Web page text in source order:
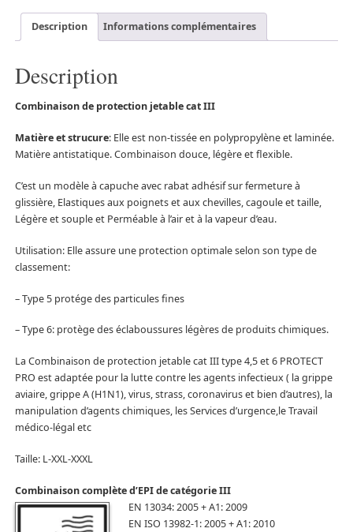
Description Informations complémentaires
Description
Combinaison de protection jetable cat III
Matière et strucure: Elle est non-tissée en polypropylène et laminée.
Matière antistatique. Combinaison douce, légère et flexible.
C’est un modèle à capuche avec rabat adhésif sur fermeture à
glissière, Elastiques aux poignets et aux chevilles, cagoule et taille,
Légère et souple et Perméable à l’air et à la vapeur d’eau.
Utilisation: Elle assure une protection optimale selon son type de
classement:
– Type 5 protége des particules fines
– Type 6: protège des éclaboussures légères de produits chimiques.
La Combinaison de protection jetable cat III type 4,5 et 6 PROTECT
PRO est adaptée pour la lutte contre les agents infectieux ( la grippe
aviaire, grippe A (H1N1), virus, strass, coronavirus et bien d’autres), la
manipulation d’agents chimiques, les Services d’urgence,le Travail
médico-légal etc
Taille: L-XXL-XXXL
Combinaison complète d’EPI de catégorie III
EN 13034: 2005 + A1: 2009
EN ISO 13982-1: 2005 + A1: 2010